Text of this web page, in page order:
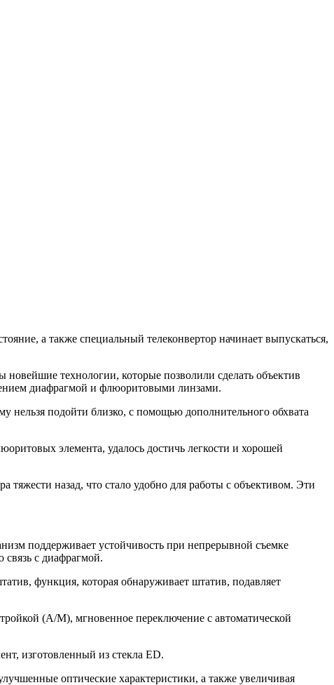
а также специальный телеконвертор начинает выпускаться,
технологии, которые позволили сделать объектив
диафрагмой и флюоритовыми линзами.
нельзя подойти близко, с помощью дополнительного обхвата
элемента, удалось достичь легкости и хорошей
тяжести назад, что стало удобно для работы с объективом. Эти
поддерживает устойчивость при непрерывной съемке
связь с диафрагмой.
функция, которая обнаруживает штатив, подавляет
(А/М), мгновенное переключение с автоматической
изготовленный из стекла ED.
оптические характеристики, а также увеличивая